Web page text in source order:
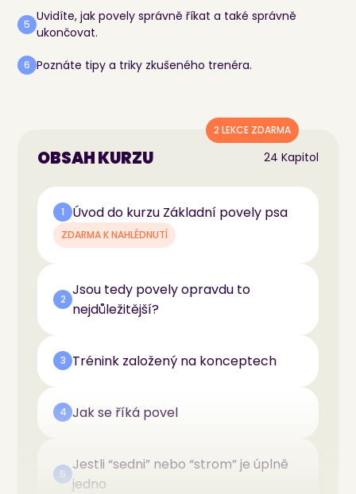
5
Uvidíte, jak povely správně říkat a také správně
ukončovat.
6 Poznáte tipy a triky zkušeného trenéra.
2 LEKCE ZDARMA
OBSAH KURZU 24 Kapitol
1 Úvod do kurzu Základní povely psa
ZDARMA K NAHLÉDNUTÍ
2
Jsou tedy povely opravdu to
nejdůležitější?
3 Trénink založený na konceptech
4 Jak se říká povel
5
Jestli “sedni” nebo “strom” je úplně
jedno